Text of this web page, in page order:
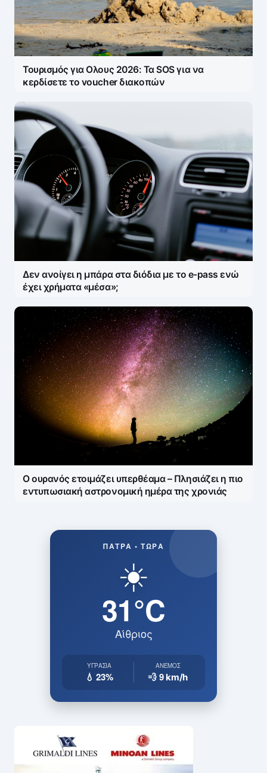
Τουρισμός για Ολους 2026: Τα SOS για να
κερδίσετε το voucher διακοπών
Δεν ανοίγει η μπάρα στα διόδια με το e-pass ενώ
έχει χρήματα «μέσα»;
Ο ουρανός ετοιμάζει υπερθέαμα – Πλησιάζει η πιο
εντυπωσιακή αστρονομική ημέρα της χρονιάς
ΠΆΤΡΑ • ΤΏΡΑ
☀️
31°C
Αίθριος
ΥΓΡΑΣΊΑ
💧 23%
ΆΝΕΜΟΣ
💨 9km/h